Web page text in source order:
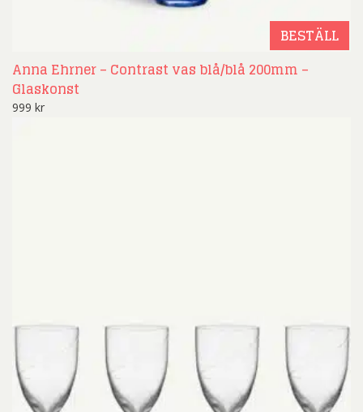
BESTÄLL
Anna Ehrner – Contrast vas blå/blå 200mm –
Glaskonst
999 kr